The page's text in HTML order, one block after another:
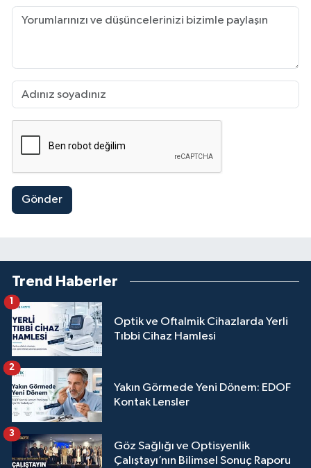
Gönder
Trend Haberler
Optik ve Oftalmik Cihazlarda Yerli
Tıbbi Cihaz Hamlesi
1
Yakın Görmede Yeni Dönem: EDOF
Kontak Lensler
2
Göz Sağlığı ve Optisyenlik
Çalıştayı’nın Bilimsel Sonuç Raporu
3